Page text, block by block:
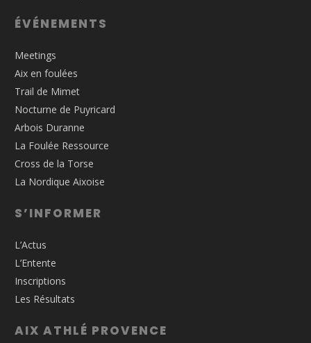
ÉVÉNEMENTS
Meetings
Aix en foulées
Trail de Mimet
Nocturne de Puyricard
Arbois Duranne
La Foulée Ressource
Cross de la Torse
La Nordique Aixoise
S’INFORMER
L’Actus
L’Entente
Inscriptions
Les Résultats
AIX ATHLÉ PROVENCE